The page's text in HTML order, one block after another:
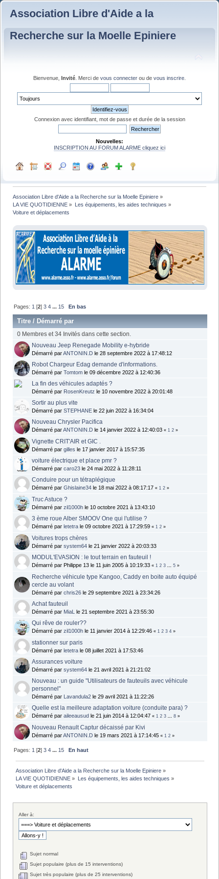
Association Libre d'Aide a la
Recherche sur la Moelle Epiniere
Bienvenue, Invité . Merci de vous connecter ou de vous inscrire
Connexion avec identifiant, mot de passe et durée de la session
Nouvelles:
INSCRIPTION AU FORUM ALARME cliquez ici
Association Libre d'Aide a la Recherche sur la Moelle Epiniere »
LA VIE QUOTIDIENNE » Les équipements, les aides techniques »
Voiture et déplacements
Pages: 1 [2]3 4 ... 15 En bas
Titre / Démarré par
0 Membres et 34 Invités dans cette section.
Nouveau Jeep Renegade Mobility e-hybride
Démarré parANTONIN.D le 28 septembre 2022 à 17:48:12
Robot Chargeur Edag demande d'informations.
Démarré par Tomtom le 09 décembre 2022 à 12:40:36
La fin des véhicules adaptés ?
Démarré par RosenKreutz le 10 novembre 2022 à 20:01:48
Sortir au plus vite
Démarré par STEPHANE le 22 juin 2022 à 16:34:04
Nouveau Chrysler Pacifica
Démarré parANTONIN.D le 14 janvier 2022 à 12:40:03 « 1 2 »
Vignette CRIT'AIR et GIC .
Démarré par gilles le 17 janvier 2017 à 15:57:35
voiture électrique et place pmr ?
Démarré par caro23 le 24 mai 2022 à 11:28:11
Conduire pour un tétraplégique
Démarré par Ghislaine34 le 18 mai 2022 à 08:17:17 « 1 2 »
Truc Astuce ?
Démarré par zil1000h le 10 octobre 2021 à 13:43:10
3 ème roue Alber SMOOV One qui l'utilise ?
Démarré par letetra le 09 octobre 2021 à 17:29:59 « 1 2 »
Voitures trops chères
Démarré par system64 le 21 janvier 2022 à 20:03:33
MODUL'EVASION : le tout terrain en fauteuil !
Démarré par Philippe 13 le 11 juin 2005 à 10:19:33 « 1 2 3 ... 5 »
Recherche véhicule type Kangoo, Caddy en boite auto équipé
cercle au volant
Démarré par chris26 le 29 septembre 2021 à 23:34:26
Achat fauteuil
Démarré par MiaL le 21 septembre 2021 à 23:55:30
Qui rêve de rouler??
Démarré par zil1000h le 11 janvier 2014 à 12:29:46 « 1 2 3 4 »
stationner sur paris
Démarré par letetra le 08 juillet 2021 à 17:53:46
Assurances voiture
Démarré par system64 le 21 avril 2021 à 21:21:02
Nouveau : un guide "Utilisateurs de fauteuils avec véhicule
personnel"
Démarré par Lavandula2 le 29 avril 2021 à 11:22:26
Quelle est la meilleure adaptation voiture (conduite para) ?
Démarré par aileeausud le 21 juin 2014 à 12:04:47 « 1 2 3 ... 8 »
Nouveau Renault Captur décaissé par Kivi
Démarré parANTONIN.D le 19 mars 2021 à 17:14:45 « 1 2 »
Pages: 1 [2]3 4 ... 15 En haut
Association Libre d'Aide a la Recherche sur la Moelle Epiniere »
LA VIE QUOTIDIENNE » Les équipements, les aides techniques »
Voiture et déplacements
Aller à:
Sujet normal
Sujet populaire (plus de 15 interventions)
Sujet très populaire (plus de 25 interventions)